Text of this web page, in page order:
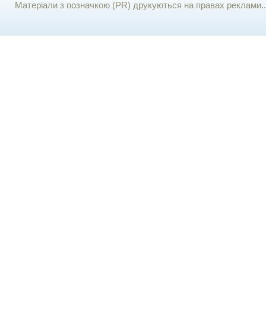
Матеріали з позначкою (PR) друкуються на правах реклами..